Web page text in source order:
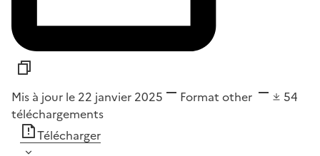
Mis à jour le 22 janvier 2025 Format other
54
téléchargements
Télécharger